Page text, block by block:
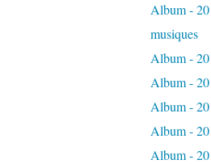
Album -
musiques
Album -
Album -
Album -
Album -
Album -